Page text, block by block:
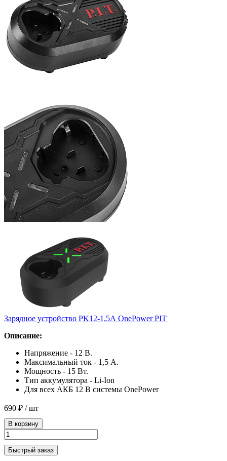
Зарядное устройство PK12-1,5А OnePower PIT
Описание:
Напряжение - 12 В.
Максимальный ток - 1,5 А.
Мощность - 15 Вт.
Тип аккумулятора - Li-Ion
Для всех АКБ 12 В системы OnePower
690 ₽ / шт
В корзину
Быстрый заказ